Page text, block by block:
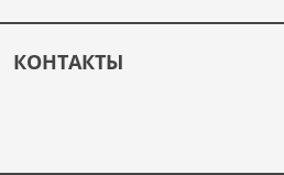
КОНТАКТЫ